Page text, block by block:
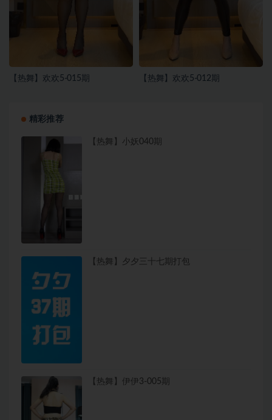
【热舞】欢欢5-015期 【热舞】欢欢5-012期
精彩推荐
【热舞】小妖040期
【热舞】夕夕三十七期打包
【热舞】伊伊3-005期